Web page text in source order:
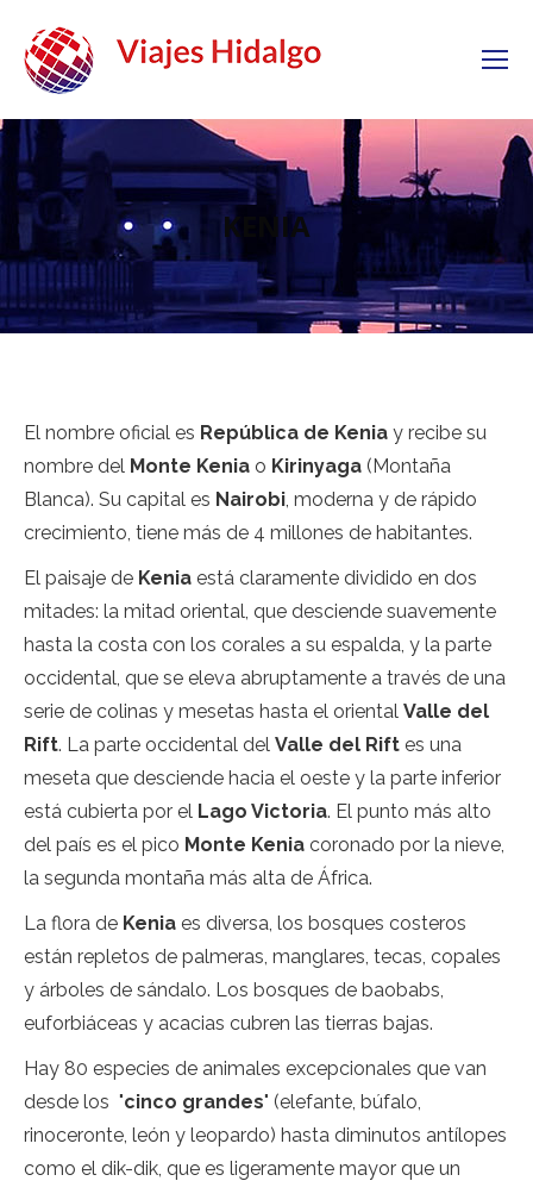
KENIA
El nombre oficial es República de Kenia y recibe su
nombre del Monte Kenia o Kirinyaga (Montaña
Blanca). Su capital es Nairobi, moderna y de rápido
crecimiento, tiene más de 4 millones de habitantes.
El paisaje de Kenia está claramente dividido en dos
mitades: la mitad oriental, que desciende suavemente
hasta la costa con los corales a su espalda, y la parte
occidental, que se eleva abruptamente a través de una
serie de colinas y mesetas hasta el oriental Valle del
Rift. La parte occidental del Valle del Rift es una
meseta que desciende hacia el oeste y la parte inferior
está cubierta por el Lago Victoria. El punto más alto
del país es el pico Monte Kenia coronado por la nieve,
la segunda montaña más alta de África.
La flora de Kenia es diversa, los bosques costeros
están repletos de palmeras, manglares, tecas, copales
y árboles de sándalo. Los bosques de baobabs,
euforbiáceas y acacias cubren las tierras bajas.
Hay 80 especies de animales excepcionales que van
desde los "cinco grandes" (elefante, búfalo,
rinoceronte, león y leopardo) hasta diminutos antílopes
como el dik-dik, que es ligeramente mayor que un